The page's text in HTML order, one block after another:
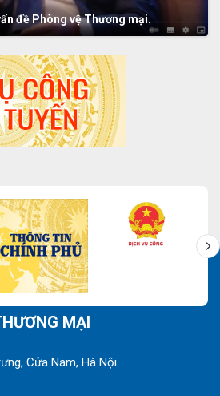
đề Phòng vệ Thương mại.
MẠI
Cửa Nam, Hà Nội